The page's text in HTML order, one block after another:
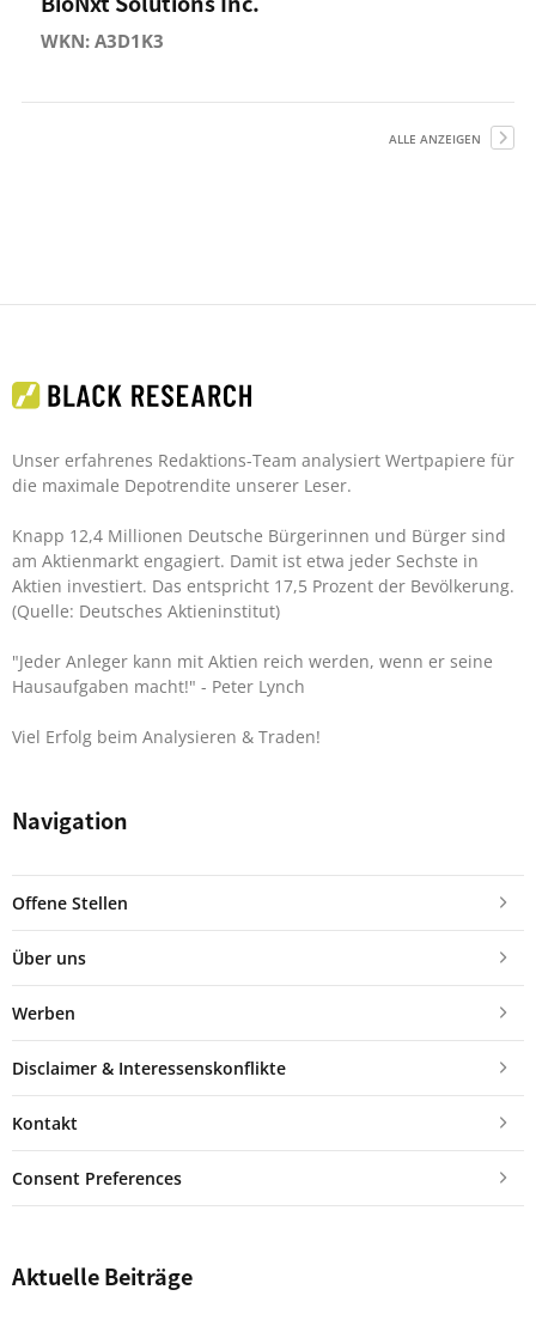
WKN: A3D1K3
ALLE ANZEIGEN
Unser erfahrenes Redaktions-Team analysiert Wertpapiere für
die maximale Depotrendite unserer Leser.
Knapp 12,4 Millionen Deutsche Bürgerinnen und Bürger sind
am Aktienmarkt engagiert. Damit ist etwa jeder Sechste in
Aktien investiert. Das entspricht 17,5 Prozent der Bevölkerung.
(Quelle: Deutsches Aktieninstitut)
"Jeder Anleger kann mit Aktien reich werden, wenn er seine
Hausaufgaben macht!" - Peter Lynch
Viel Erfolg beim Analysieren & Traden!
Navigation
Offene Stellen
Über uns
Werben
Disclaimer & Interessenskonflikte
Kontakt
Consent Preferences
Aktuelle Beiträge